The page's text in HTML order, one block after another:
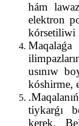
hám
elektron
kórsetiliwi
usınıw
kóshirme,
tiykarǵı
kerek.